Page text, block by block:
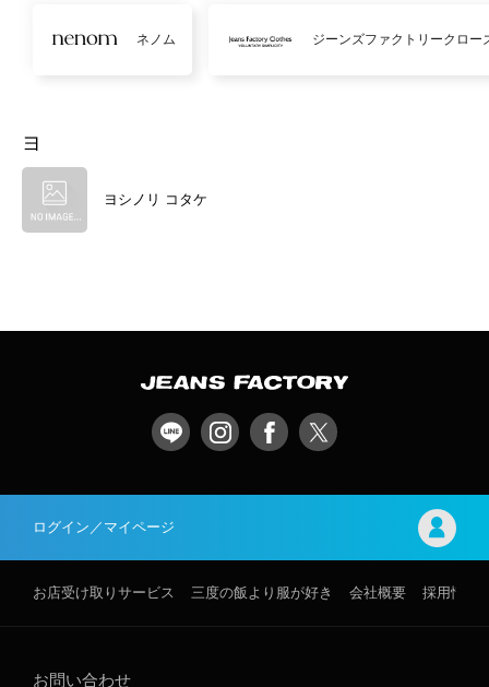
ネノム ジーンズファクトリークロー
ヨ
ヨシノリ コタケ
ログイン／マイページ
お店受け取りサービス 三度の飯より服が好き 会社概要 採用情報
お問い合わせ